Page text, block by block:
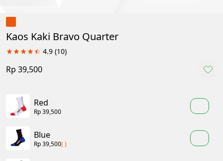
Kaos Kaki Bravo Quarter
4.9 (10)
Rp 39,500
Red
Rp 39,500
Blue
Rp 39,500( )